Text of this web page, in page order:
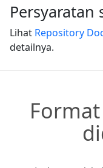
Persyaratan
Lihat Repository
detailnya.